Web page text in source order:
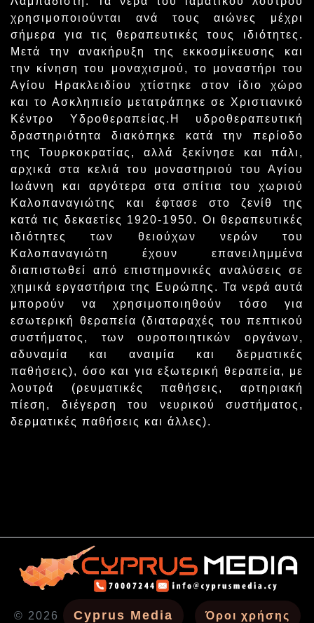
χρησιμοποιούνται ανά τους αιώνες μέχρι
σήμερα για τις θεραπευτικές τους ιδιότητες.
Μετά την ανακήρυξη της εκκοσμίκευσης και
την κίνηση του μοναχισμού, το μοναστήρι του
Αγίου Ηρακλειδίου χτίστηκε στον ίδιο χώρο
και το Ασκληπιείο μετατράπηκε σε Χριστιανικό
Κέντρο Υδροθεραπείας.Η υδροθεραπευτική
δραστηριότητα διακόπηκε κατά την περίοδο
της Τουρκοκρατίας, αλλά ξεκίνησε και πάλι,
αρχικά στα κελιά του μοναστηριού του Αγίου
Ιωάννη και αργότερα στα σπίτια του χωριού
Καλοπαναγιώτης και έφτασε στο ζενίθ της
κατά τις δεκαετίες 1920-1950. Οι θεραπευτικές
ιδιότητες των θειούχων νερών του
Καλοπαναγιώτη έχουν επανειλημμένα
διαπιστωθεί από επιστημονικές αναλύσεις σε
χημικά εργαστήρια της Ευρώπης. Τα νερά αυτά
μπορούν να χρησιμοποιηθούν τόσο για
εσωτερική θεραπεία (διαταραχές του πεπτικού
συστήματος, των ουροποιητικών οργάνων,
αδυναμία και αναιμία και δερματικές
παθήσεις), όσο και για εξωτερική θεραπεία, με
λουτρά (ρευματικές παθήσεις, αρτηριακή
πίεση, διέγερση του νευρικού συστήματος,
δερματικές παθήσεις και άλλες).
© 2026 Cyprus Media Όροι χρήσης